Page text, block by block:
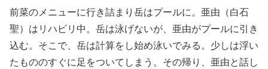
前菜のメニューに行き詰まり岳はプールに。亜由（白石
聖）はリハビリ中。岳は泳げないが、亜由がプールに引き
込む。そこで、岳は計算をし始め泳いでみる。少しは浮い
たもののすぐに足をついてしまう。その帰り、亜由と話し